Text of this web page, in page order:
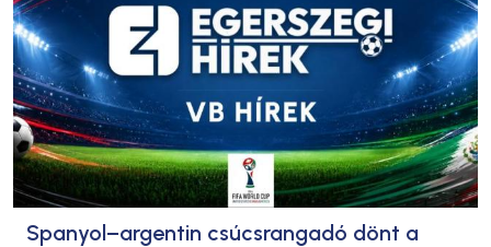
Spanyol–argentin csúcsrangadó dönt a